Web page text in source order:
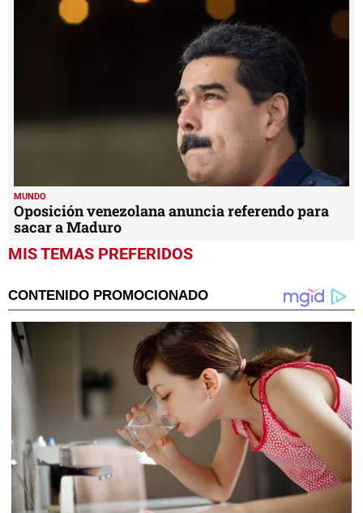
MUNDO
Oposición venezolana anuncia referendo para
sacar a Maduro
MIS TEMAS PREFERIDOS